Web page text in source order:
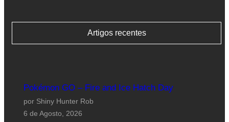
Artigos recentes
Pokémon GO – Fire and Ice Hatch Day
por Shiny Hunter Rob
6 de Agosto, 2026